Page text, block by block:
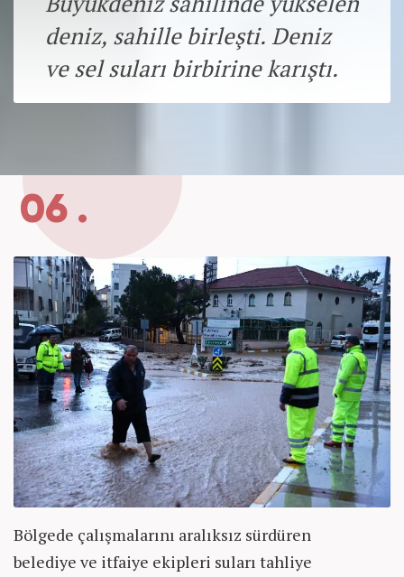
deniz, sahille birleşti. Deniz
ve sel suları birbirine karıştı.
06 .
Bölgede çalışmalarını aralıksız sürdüren
belediye ve itfaiye ekipleri suları tahliye